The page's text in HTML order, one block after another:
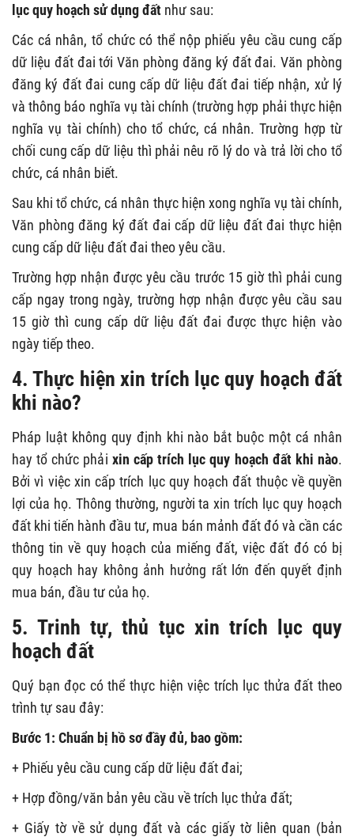
lục quy hoạch sử dụng đất như sau:
Các cá nhân, tổ chức có thể nộp phiếu yêu cầu cung cấp
dữ liệu đất đai tới Văn phòng đăng ký đất đai. Văn phòng
đăng ký đất đai cung cấp dữ liệu đất đai tiếp nhận, xử lý
và thông báo nghĩa vụ tài chính (trường hợp phải thực hiện
nghĩa vụ tài chính) cho tổ chức, cá nhân. Trường hợp từ
chối cung cấp dữ liệu thì phải nêu rõ lý do và trả lời cho tổ
chức, cá nhân biết.
Sau khi tổ chức, cá nhân thực hiện xong nghĩa vụ tài chính,
Văn phòng đăng ký đất đai cấp dữ liệu đất đai thực hiện
cung cấp dữ liệu đất đai theo yêu cầu.
Trường hợp nhận được yêu cầu trước 15 giờ thì phải cung
cấp ngay trong ngày, trường hợp nhận được yêu cầu sau
15 giờ thì cung cấp dữ liệu đất đai được thực hiện vào
ngày tiếp theo.
4. Thực hiện xin trích lục quy hoạch đất
khi nào?
Pháp luật không quy định khi nào bắt buộc một cá nhân
hay tổ chức phải xin cấp trích lục quy hoạch đất khi nào.
Bởi vì việc xin cấp trích lục quy hoạch đất thuộc về quyền
lợi của họ. Thông thường, người ta xin trích lục quy hoạch
đất khi tiến hành đầu tư, mua bán mảnh đất đó và cần các
thông tin về quy hoạch của miếng đất, việc đất đó có bị
quy hoạch hay không ảnh hưởng rất lớn đến quyết định
mua bán, đầu tư của họ.
5. Trinh tự, thủ tục xin trích lục quy
hoạch đất
Quý bạn đọc có thể thực hiện việc trích lục thửa đất theo
trình tự sau đây:
Bước 1: Chuẩn bị hồ sơ đầy đủ, bao gồm:
+ Phiếu yêu cầu cung cấp dữ liệu đất đai;
+ Hợp đồng/văn bản yêu cầu về trích lục thửa đất;
+ Giấy tờ về sử dụng đất và các giấy tờ liên quan (bản